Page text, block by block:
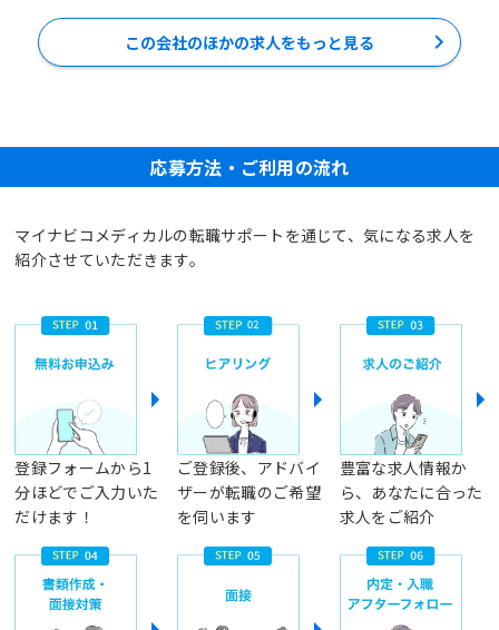
この会社のほかの求人をもっと見る
応募方法・ご利用の流れ
マイナビコメディカルの転職サポートを通じて、気になる求人を
紹介させていただきます。
登録フォームから1
分ほどでご入力いた
だけます！
ご登録後、アドバイ
ザーが転職のご希望
を伺います
豊富な求人情報か
ら、あなたに合った
求人をご紹介